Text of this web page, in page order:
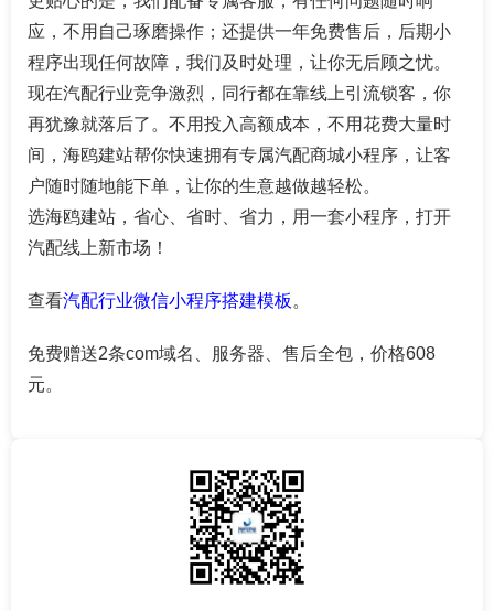
应，不用自己琢磨操作；还提供一年免费售后，后期小
程序出现任何故障，我们及时处理，让你无后顾之忧。
现在汽配行业竞争激烈，同行都在靠线上引流锁客，你
再犹豫就落后了。不用投入高额成本，不用花费大量时
间，海鸥建站帮你快速拥有专属汽配商城小程序，让客
户随时随地能下单，让你的生意越做越轻松。
选海鸥建站，省心、省时、省力，用一套小程序，打开
汽配线上新市场！
查看汽配行业微信小程序搭建模板 。
免费赠送2条com域名、服务器、售后全包，价格608
元。